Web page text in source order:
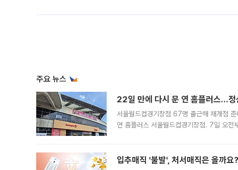
주요 뉴스
22일 만에 다시 문 연 홈플러스…정
서울월드컵경기장점 67명 출근해 재개점
연 홈플러스 서울월드컵경기장점. 7일 오전
입추매직 '불발', 처서매직은 올까